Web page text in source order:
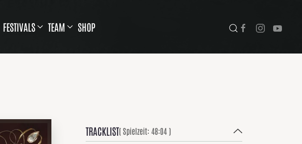
FESTIVALS TEAM SHOP
TRACKLIST( Spielzeit: 48:04 )